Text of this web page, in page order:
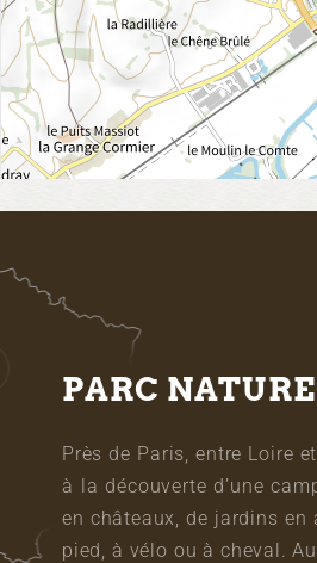
PARC
Près de Paris, entre Loire
à la découverte d’une
en châteaux, de jardins en
pied, à vélo ou à cheval.